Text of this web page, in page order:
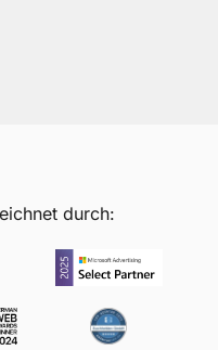
durch: